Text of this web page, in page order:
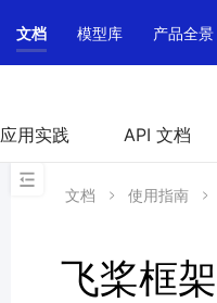
文档 模型库 产品全景
应用实践 API 文档
文档 使用指南
飞桨框